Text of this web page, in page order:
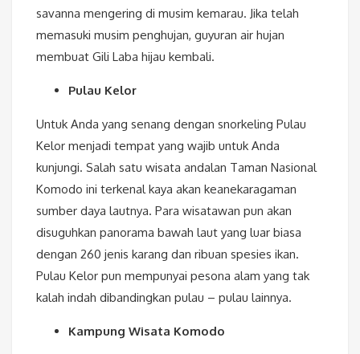
savanna mengering di musim kemarau. Jika telah
memasuki musim penghujan, guyuran air hujan
membuat Gili Laba hijau kembali.
Pulau Kelor
Untuk Anda yang senang dengan snorkeling Pulau
Kelor menjadi tempat yang wajib untuk Anda
kunjungi. Salah satu wisata andalan Taman Nasional
Komodo ini terkenal kaya akan keanekaragaman
sumber daya lautnya. Para wisatawan pun akan
disuguhkan panorama bawah laut yang luar biasa
dengan 260 jenis karang dan ribuan spesies ikan.
Pulau Kelor pun mempunyai pesona alam yang tak
kalah indah dibandingkan pulau – pulau lainnya.
Kampung Wisata Komodo